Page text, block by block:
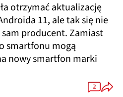
otrzymać aktualizację
11, ale tak się nie
producent. Zamiast
smartfonu mogą
nowy smartfon marki
2